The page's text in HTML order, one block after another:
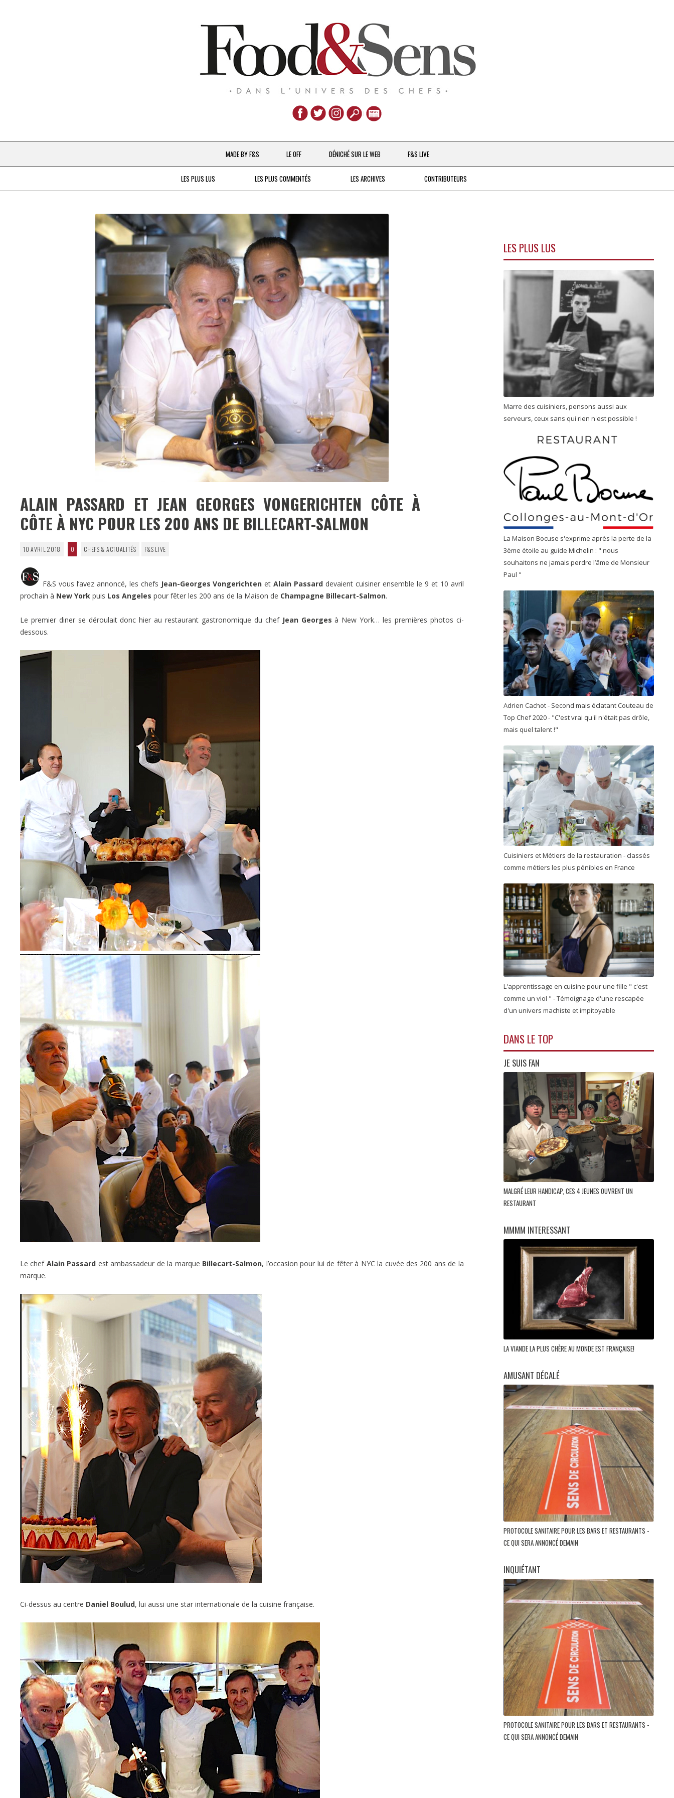
Aller
au
contenu
MADE BY F&S
CHEFS & ACTUALITÉS
À LA PETITE CUILLÈRE
DESTIN DE FEMME
V…DE VOYAGE
LE OFF DÉNICHÉ SUR LE WEB F&S LIVE
LES PLUS LUS LES PLUS COMMENTÉS LES ARCHIVES CONTRIBUTEURS
ALAIN PASSARD ET JEAN GEORGES VONGERICHTEN CÔTE À
CÔTE À NYC POUR LES 200 ANS DE BILLECART-SALMON
10 AVRIL 2018 0 CHEFS & ACTUALITÉS F&S LIVE
F&S vous l’avez annoncé, les chefs Jean-Georges Vongerichten etAlain Passard devaient cuisiner ensemble le 9 et 10 avril
prochain à New York puis Los Angeles pour fêter les 200 ans de la Maison de Champagne Billecart-Salmon.
Le premier diner se déroulait donc hier au restaurant gastronomique du chef Jean Georges à New York… les premières photos ci-
dessous.
Le chef Alain Passard est ambassadeur de la marque Billecart-Salmon, l’occasion pour lui de fêter à NYC la cuvée des 200 ans de la
marque.
Ci-dessus au centre Daniel Boulud, lui aussi une star internationale de la cuisine française.
LES PLUS LUS
Marre des cuisiniers, pensons aussi aux
serveurs, ceux sans qui rien n'est possible !
La Maison Bocuse s'exprime après la perte de la
3ème étoile au guide Michelin : " nous
souhaitons ne jamais perdre l’âme de Monsieur
Paul "
Adrien Cachot - Second mais éclatant Couteau de
Top Chef 2020 - "C'est vrai qu'il n'était pas drôle,
mais quel talent !"
Cuisiniers et Métiers de la restauration - classés
comme métiers les plus pénibles en France
L'apprentissage en cuisine pour une fille " c'est
comme un viol " - Témoignage d'une rescapée
d'un univers machiste et impitoyable
DANS LE TOP
JE SUIS FAN
MALGRÉ LEUR HANDICAP, CES 4 JEUNES OUVRENT UN
RESTAURANT
MMMM INTERESSANT
LA VIANDE LA PLUS CHÈRE AU MONDE EST FRANÇAISE!
AMUSANT DÉCALÉ
PROTOCOLE SANITAIRE POUR LES BARS ET RESTAURANTS -
CE QUI SERA ANNONCÉ DEMAIN
INQUIÉTANT
PROTOCOLE SANITAIRE POUR LES BARS ET RESTAURANTS -
CE QUI SERA ANNONCÉ DEMAIN